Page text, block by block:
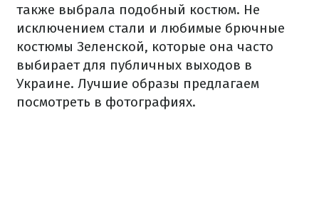
также выбрала подобный костюм. Не
исключением стали и любимые брючные
костюмы Зеленской, которые она часто
выбирает для публичных выходов в
Украине. Лучшие образы предлагаем
посмотреть в фотографиях.